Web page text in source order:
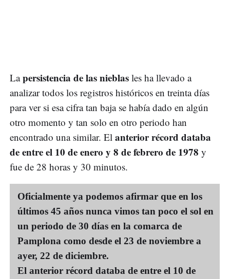
Lapersistencia de las nieblas les ha llevado a
analizar todos los registros históricos en treinta días
para ver si esa cifra tan baja se había dado en algún
otro momento y tan solo en otro periodo han
encontrado una similar. El anterior récord databa
de entre el 10 de enero y 8 de febrero de 1978 y
fue de 28 horas y 30 minutos.
Oficialmente ya podemos afirmar que en los
últimos 45 años nunca vimos tan poco el sol en
un periodo de 30 días en la comarca de
Pamplona como desde el 23 de noviembre a
ayer, 22 de diciembre.
El anterior récord databa de entre el 10 de